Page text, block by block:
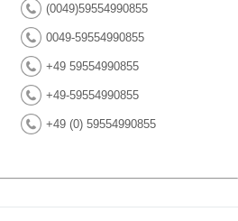
(0049)59554990855
0049-59554990855
+49 59554990855
+49-59554990855
+49 (0) 59554990855